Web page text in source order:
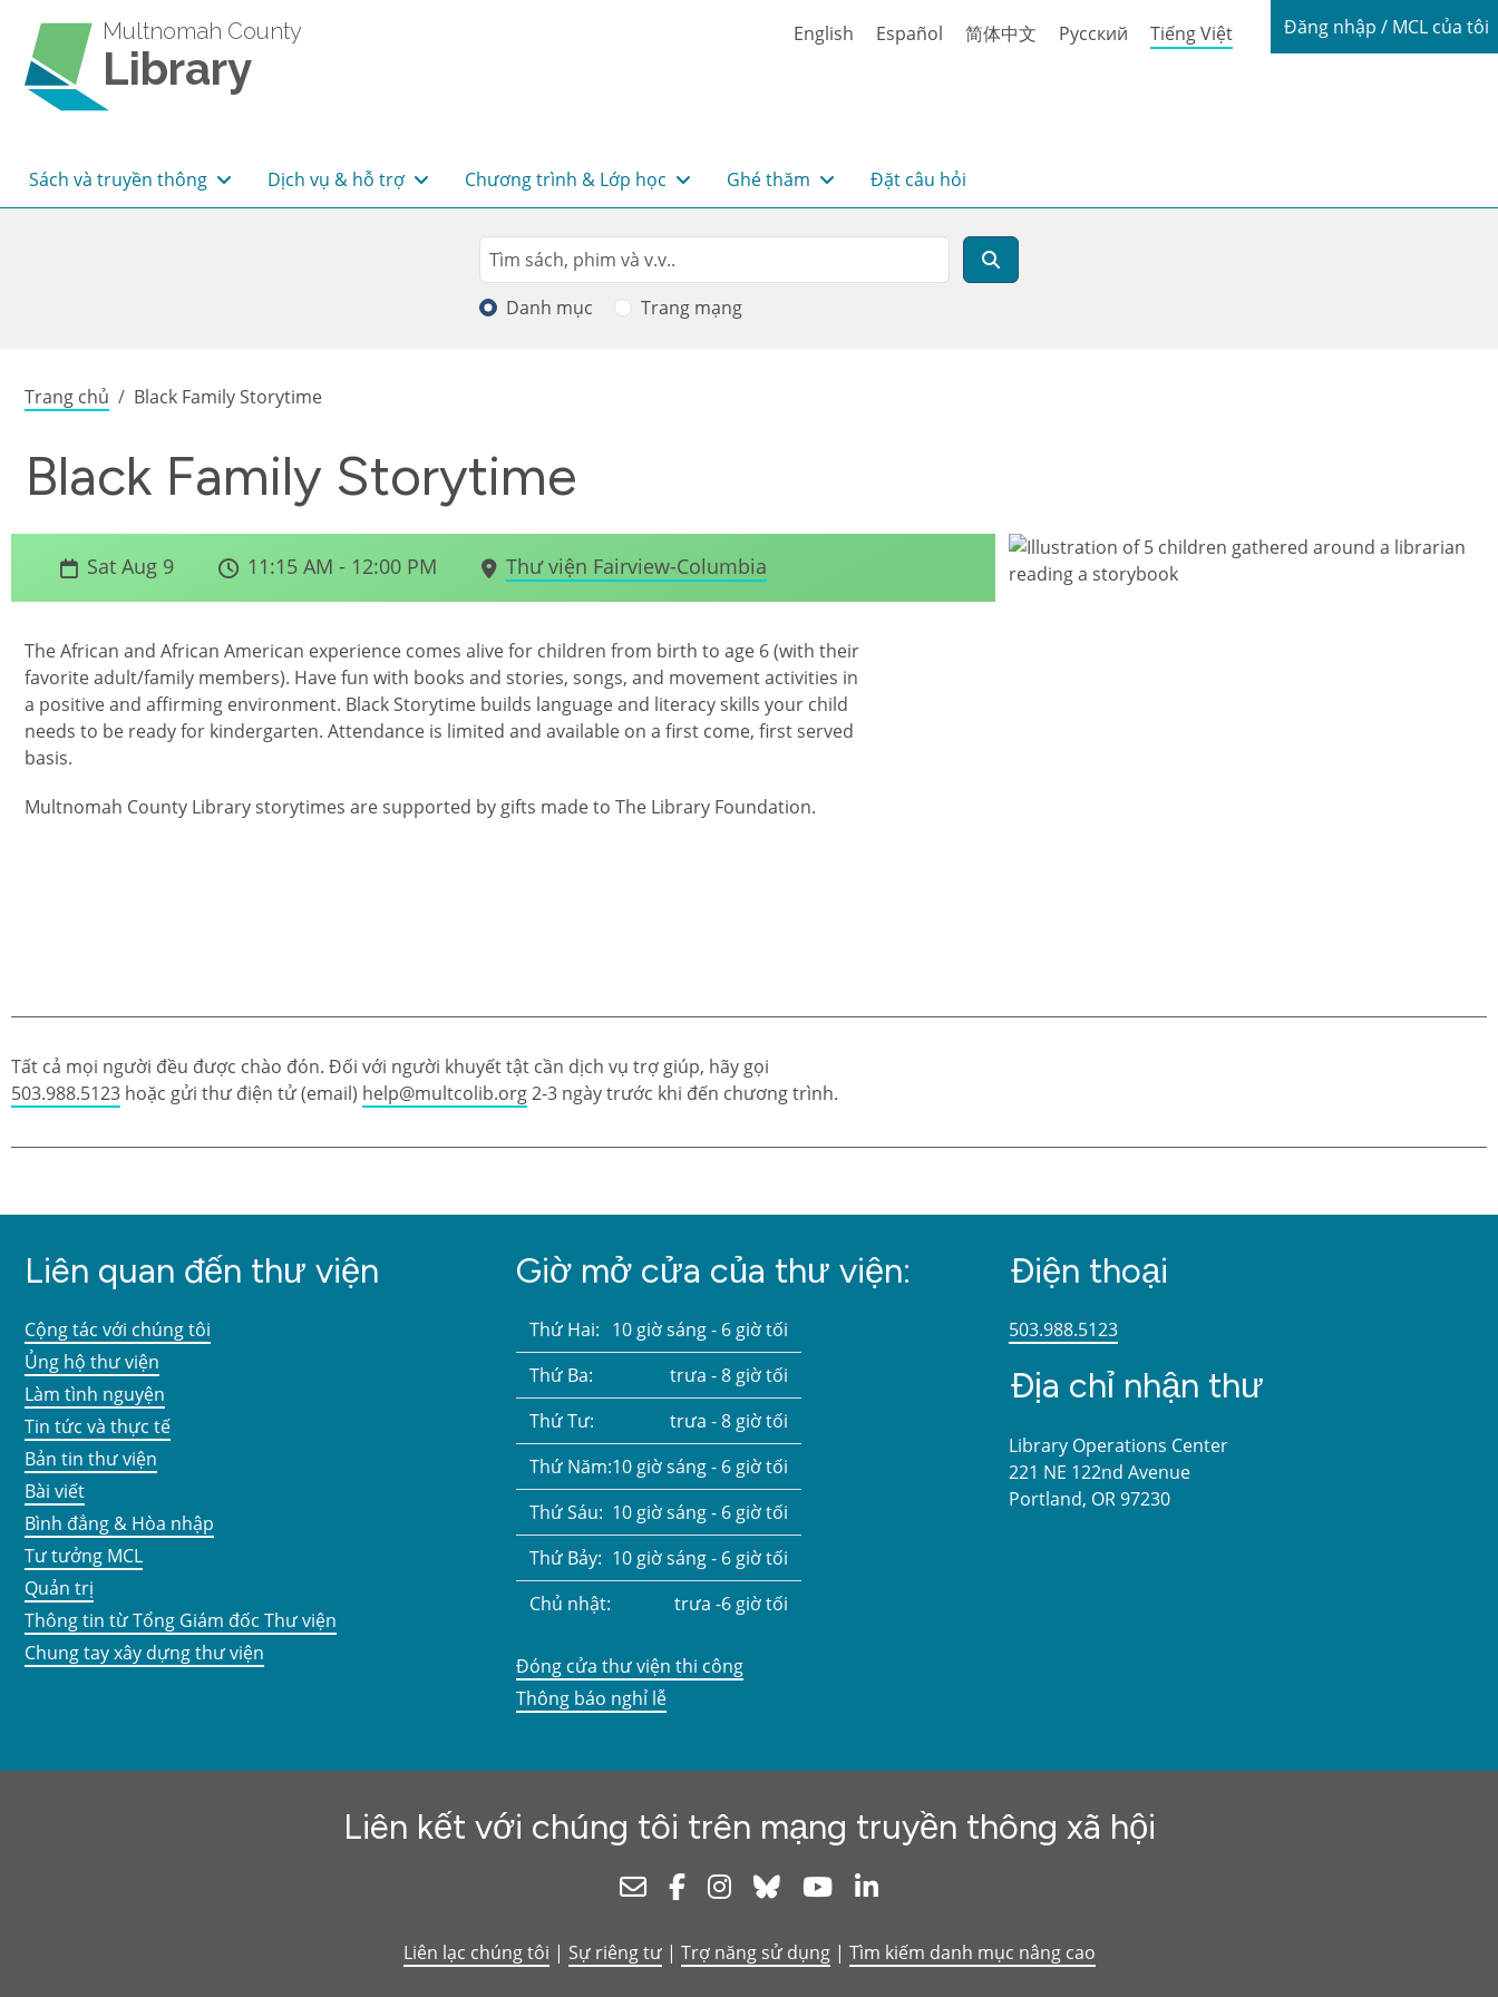
Multnomah County
Library
English Español 简体中文 Русский Tiếng Việt Login / My
Đăng nhập / MCL của tôi
Main navigation
Sách và truyền thông Dịch vụ & hỗ trợ Chương trình & Lớp học Ghé thăm Đặt câu hỏi
Search
Tìm kiếm
Danh mục Trang mạng
Breadcrumb
Trang chủ Black Family Storytime
Black Family Storytime
Sat Aug 9 11:15 AM - 12:00 PM Thư viện Fairview-Columbia
The African and African American experience comes alive for children from birth to age 6 (with their
favorite adult/family members). Have fun with books and stories, songs, and movement activities in
a positive and affirming environment. Black Storytime builds language and literacy skills your child
needs to be ready for kindergarten. Attendance is limited and available on a first come, first served
basis.
Multnomah County Library storytimes are supported by gifts made to The Library Foundation.
Tất cả mọi người đều được chào đón. Đối với người khuyết tật cần dịch vụ trợ giúp, hãy gọi
503.988.5123 hoặc gửi thư điện tử (email) help@multcolib.org2-3 ngày trước khi đến chương trình.
Liên quan đến thư viện
Cộng tác với chúng tôi
Ủng hộ thư viện
Làm tình nguyện
Tin tức và thực tế
Bản tin thư viện
Bài viết
Bình đẳng & Hòa nhập
Tư tưởng MCL
Quản trị
Thông tin từ Tổng Giám đốc Thư viện
Chung tay xây dựng thư viện
Giờ mở cửa của thư viện:
Thứ Hai: 10 giờ sáng - 6 giờ tối
Thứ Ba:
trưa - 8 giờ tối
Thứ Tư:
trưa - 8 giờ tối
Thứ Năm:10 giờ sáng - 6 giờ tối
Thứ Sáu: 10 giờ sáng - 6 giờ tối
Thứ Bảy: 10 giờ sáng - 6 giờ tối
Chủ nhật:
trưa -6 giờ tối
Đóng cửa thư viện thi công
Thông báo nghỉ lễ
Điện thoại
503.988.5123
Địa chỉ nhận thư
Library Operations Center
221 NE 122nd Avenue
Portland, OR 97230
Liên kết với chúng tôi trên mạng truyền thông xã hội
NewsletterFacebookInstagram
Bluesky Youtube
Liên lạc chúng tôi | Sự riêng tư| Trợ năng sử dụng| Tìm kiếm danh mục nâng cao